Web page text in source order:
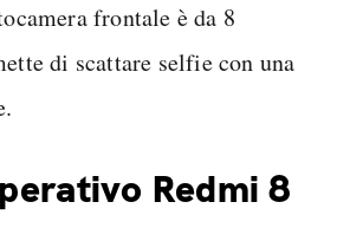
frontale è da 8
di scattare selfie con una
Redmi 8